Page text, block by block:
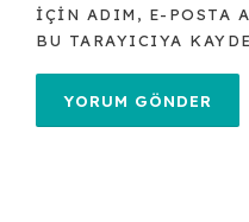
IÇIN ADIM, E-POSTA
BU TARAYICIYA